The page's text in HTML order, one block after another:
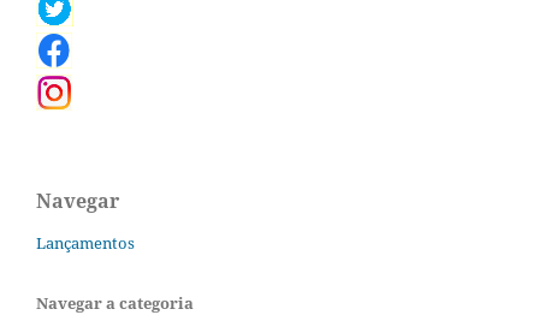
Navegar
Lançamentos
Navegar a categoria